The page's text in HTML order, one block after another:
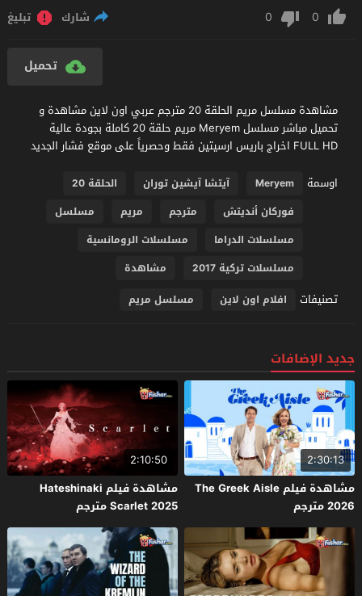
0
0 شارك تبليغ
تحميل
مشاهدة مسلسل مريم الحلقة 20 مترجم عربي اون لاين مشاهدة و
تحميل مباشر مسلسل Meryem مريم حلقة 20 كاملة بجودة عالية
FULL HD اخراج باريس ارسيتين فقط وحصرياً على موقع فشار الجديد
اوسمة
Meryem آيتشا آيشين توران
الحلقة 20
فوركان أنديتش
مترجم مريم
مسلسل
مسلسلات الدراما
مسلسلات الرومانسية
مسلسلات تركية 2017
مشاهدة
تصنيفات افلام اون لاين مسلسل مريم
جديد الإضافات
2:30:13
مشاهدة فيلم The Greek Aisle
2026 مترجم
2:10:50
مشاهدة فيلم Hateshinaki
Scarlet 2025 مترجم